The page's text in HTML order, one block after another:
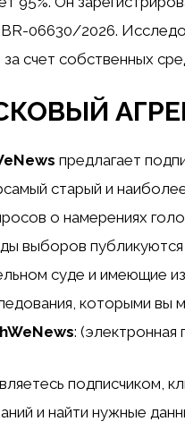
06630/2026.
счет собственных
предлагает
самый старый и
о намерениях
выборов
суде и имеющие
которыми вы
: (электронная
подписчиком,
и найти нужные